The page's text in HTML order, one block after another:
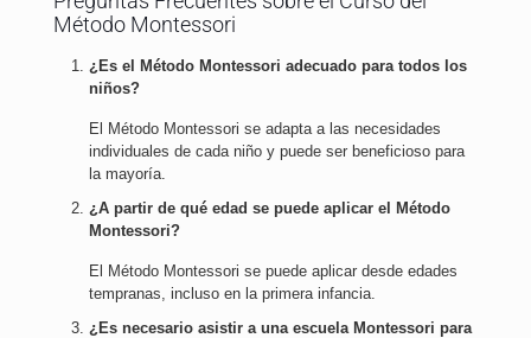
Método Montessori
¿Es el Método Montessori adecuado para todos los
niños?
El Método Montessori se adapta a las necesidades
individuales de cada niño y puede ser beneficioso para
la mayoría.
¿A partir de qué edad se puede aplicar el Método
Montessori?
El Método Montessori se puede aplicar desde edades
tempranas, incluso en la primera infancia.
¿Es necesario asistir a una escuela Montessori para